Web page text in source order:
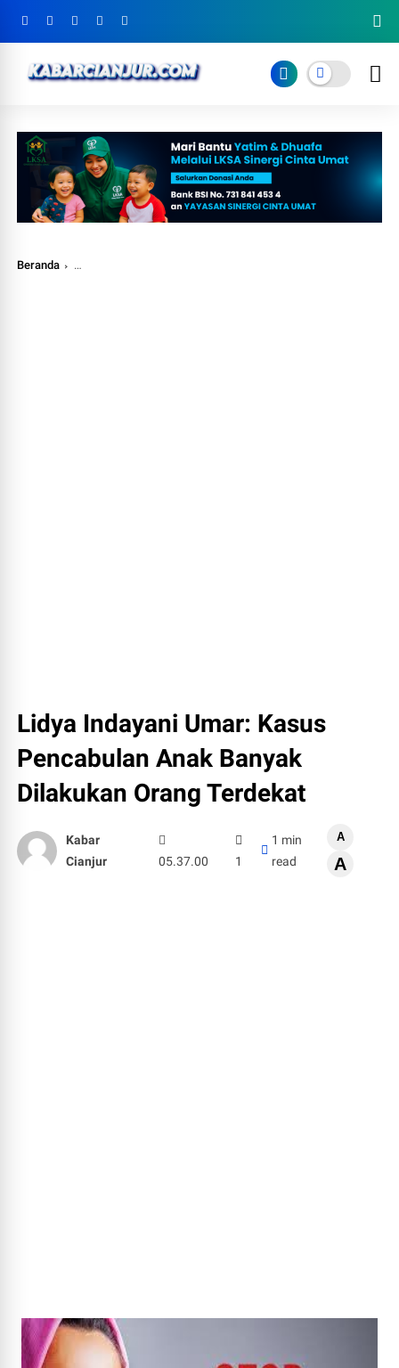
Beranda Lidya Indayani Umar: Kasus Pencabulan Anak Banyak
Lidya Indayani Umar: Kasus
Pencabulan Anak Banyak
Dilakukan Orang Terdekat
Kabar
Cianjur
05.37.00 1
1 min
read
A
A